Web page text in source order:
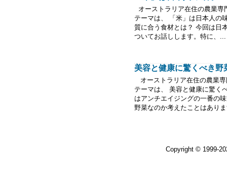
オーストラリア在住の農業
テーマは、 「米」は日本人
質に合う食材とは？ 今回は日
ついてお話しします。特に、...
美容と健康に驚くべき
オーストラリア在住の農業
テーマは、 美容と健康に驚く
はアンチエイジングの一番の
野菜なのか考えたことはあり
Copyright © 1999-